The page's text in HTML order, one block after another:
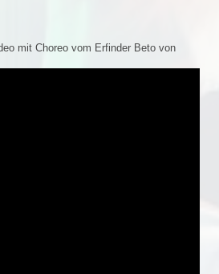
mit Choreo vom Erfinder Beto von